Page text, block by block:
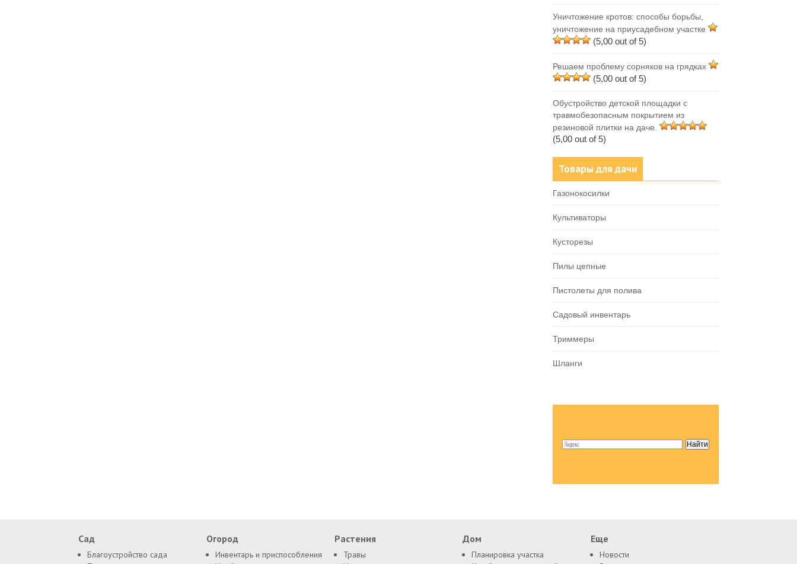
Уничтожение кротов: способы борьбы,
уничтожение на приусадебном участке
(5,00 out of 5)
Решаем проблему сорняков на грядках
(5,00 out of 5)
Обустройство детской площадки с
травмобезопасным покрытием из
резиновой плитки на даче.
(5,00 out of 5)
Товары для дачи
Газонокосилки
Культиваторы
Кусторезы
Пилы цепные
Пистолеты для полива
Садовый инвентарь
Триммеры
Шланги
Сад
Благоустройство сада
Огород
Инвентарь и приспособления
Растения
Травы
Дом
Планировка участка
Еще
Новости